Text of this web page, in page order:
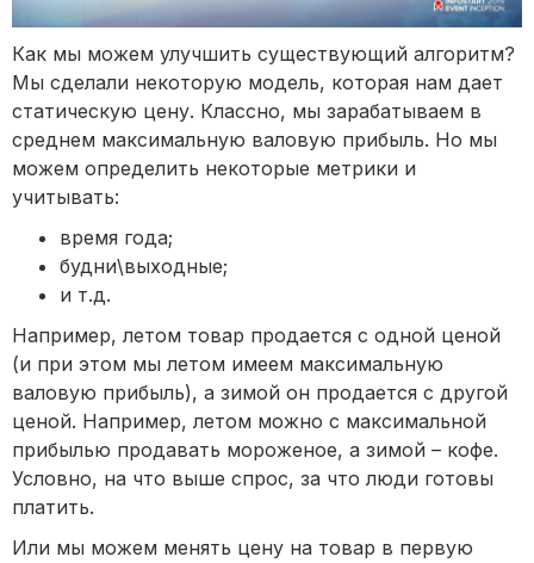
Как мы можем улучшить существующий алгоритм?
Мы сделали некоторую модель, которая нам дает
статическую цену. Классно, мы зарабатываем в
среднем максимальную валовую прибыль. Но мы
можем определить некоторые метрики и
учитывать:
время года;
будни\выходные;
и т.д.
Например, летом товар продается с одной ценой
(и при этом мы летом имеем максимальную
валовую прибыль), а зимой он продается с другой
ценой. Например, летом можно с максимальной
прибылью продавать мороженое, а зимой – кофе.
Условно, на что выше спрос, за что люди готовы
платить.
Или мы можем менять цену на товар в первую